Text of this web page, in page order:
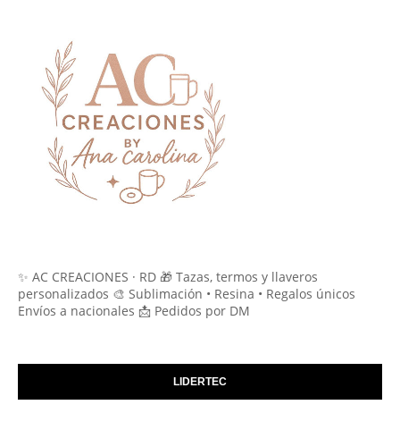
✨ AC CREACIONES · RD 🎁 Tazas, termos y llaveros
personalizados 🎨 Sublimación • Resina • Regalos únicos
Envíos a nacionales 📩 Pedidos por DM
LIDERTEC